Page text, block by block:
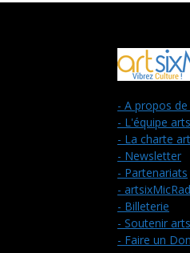
- A propos
- L'équipe
- La charte
- Newsletter
- Partenariats
-
- Billeterie
- Soutenir
- Faire un Don